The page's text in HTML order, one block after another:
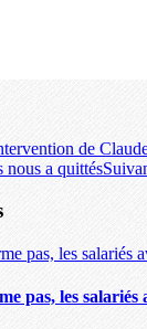
de
nous a quittés
pas, les